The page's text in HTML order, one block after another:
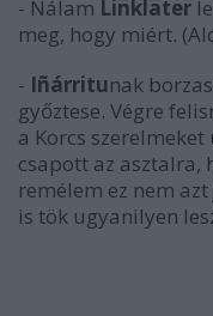
- Nálam Linklater
meg, hogy miért.
- Iñárritunak
győztese. Végre
a Korcs
csapott az asztalra,
remélem ez nem
is tök ugyanilyen